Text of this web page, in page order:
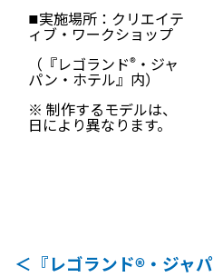
■実施場所：クリエイテ
ィブ・ワークショップ
（『レゴランド®・ジャ
パン・ホテル』内）
※ 制作するモデルは、
日により異なります。
＜『レゴランド®・ジャ